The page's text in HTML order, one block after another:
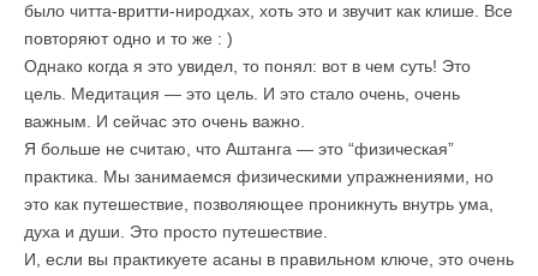
было читта-вритти-ниродхах, хоть это и звучит как клише. Все
повторяют одно и то же : )
Однако когда я это увидел, то понял: вот в чем суть! Это
цель. Медитация — это цель. И это стало очень, очень
важным. И сейчас это очень важно.
Я больше не считаю, что Аштанга — это “физическая”
практика. Мы занимаемся физическими упражнениями, но
это как путешествие, позволяющее проникнуть внутрь ума,
духа и души. Это просто путешествие.
И, если вы практикуете асаны в правильном ключе, это очень